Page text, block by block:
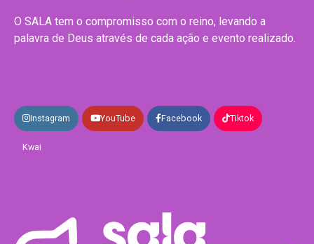
O SALA tem o compromisso com o reino, levando a
palavra de Deus através de cada ação e evento realizado.
Instagram YouTube Facebook Tiktok
Kwai